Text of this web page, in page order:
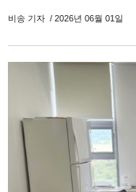
비송 기자 / 2026년 06월 01일